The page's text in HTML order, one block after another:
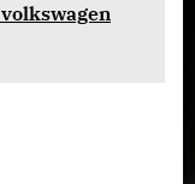
перегрета